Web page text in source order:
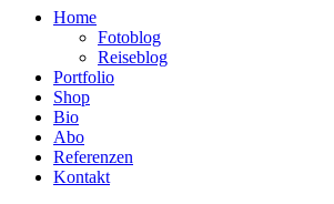
Home
Fotoblog
Reiseblog
Portfolio
Shop
Bio
Abo
Referenzen
Kontakt